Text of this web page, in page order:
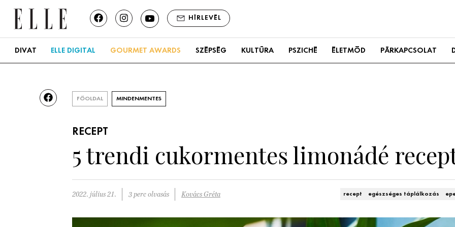
HÍRLEVÉL
DIVAT ELLE DIGITAL GOURMET AWARDS SZÉPSÉG KULTÚRA PSZICHÉ ÉLETMÓD PÁRKAPCSOLAT
FŐOLDAL MINDENMENTES
RECEPT
5 trendi cukormentes limonádé
2022. július 21. 3 perc olvasás Kovács Gréta recept egészséges táplálkozás